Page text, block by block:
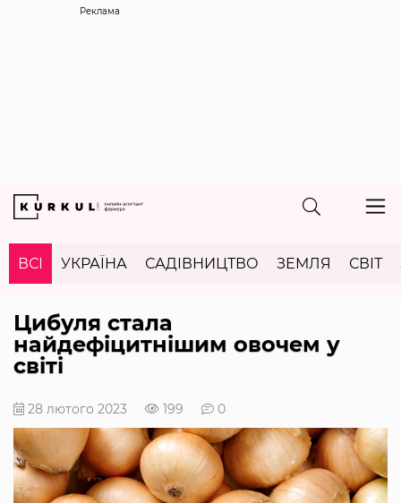
Реклама
ВСІ УКРАЇНА САДІВНИЦТВО ЗЕМЛЯ СВІТ
Цибуля стала
найдефіцитнішим овочем у
світі
28 лютого 2023 199 0